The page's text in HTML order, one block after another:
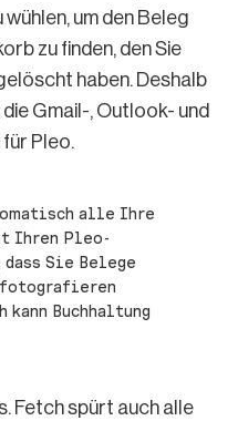
um den Beleg
zu finden, den Sie
haben. Deshalb
Gmail-, Outlook- und
Pleo.
alle Ihre
Ihren Pleo-
dass Sie Belege
kann Buchhaltung
Fetch spürt auch alle